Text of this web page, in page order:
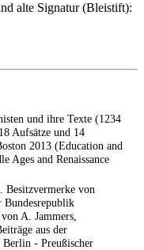
alte Signatur (Bleistift):
und ihre Texte (1234
Aufsätze und 14
2013 (Education and
Ages and Renaissance
Besitzvermerke von
A. Jammers,
aus der
Berlin - Preußischer